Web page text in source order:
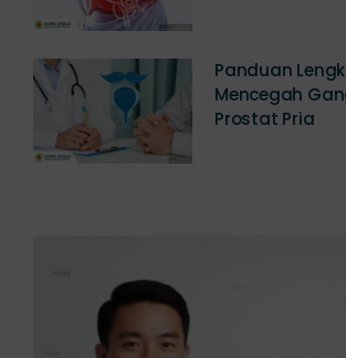
Panduan
Mencegah
Prostat Pria